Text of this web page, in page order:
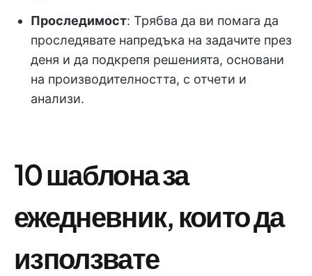
Проследимост: Трябва да ви помага да
проследявате напредъка на задачите през
деня и да подкрепя решенията, основани
на производителността, с отчети и
анализи.
10 шаблона за
ежедневник, които да
използвате